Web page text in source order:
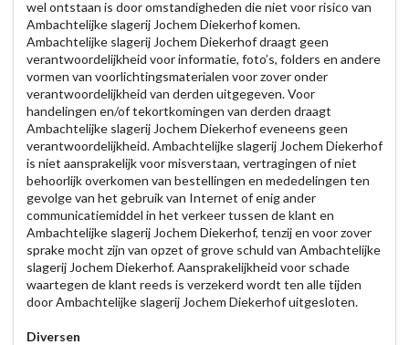
wel ontstaan is door omstandigheden die niet voor risico van
Ambachtelijke slagerij Jochem Diekerhof komen.
Ambachtelijke slagerij Jochem Diekerhof draagt geen
verantwoordelijkheid voor informatie, foto’s, folders en andere
vormen van voorlichtingsmaterialen voor zover onder
verantwoordelijkheid van derden uitgegeven. Voor
handelingen en/of tekortkomingen van derden draagt
Ambachtelijke slagerij Jochem Diekerhof eveneens geen
verantwoordelijkheid. Ambachtelijke slagerij Jochem Diekerhof
is niet aansprakelijk voor misverstaan, vertragingen of niet
behoorlijk overkomen van bestellingen en mededelingen ten
gevolge van het gebruik van Internet of enig ander
communicatiemiddel in het verkeer tussen de klant en
Ambachtelijke slagerij Jochem Diekerhof, tenzij en voor zover
sprake mocht zijn van opzet of grove schuld van Ambachtelijke
slagerij Jochem Diekerhof. Aansprakelijkheid voor schade
waartegen de klant reeds is verzekerd wordt ten alle tijden
door Ambachtelijke slagerij Jochem Diekerhof uitgesloten.
Diversen